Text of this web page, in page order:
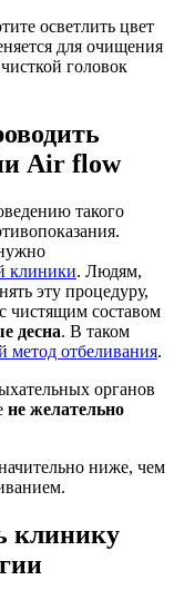
осветлить цвет
для очищения
головок
Air flow
такого
клиники. Людям,
эту процедуру,
чистящим составом
десна. В таком
метод отбеливания.
органов
не желательно
ниже, чем
клинику